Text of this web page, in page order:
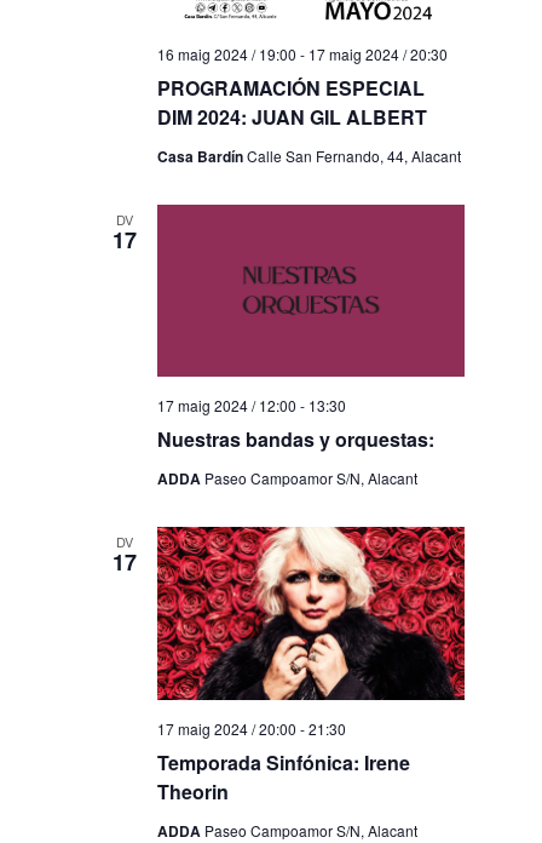
PROGRAMACIÓN ESPECIAL
DIM 2024: JUAN GIL ALBERT
16 maig 2024 / 19:00 - 17 maig 2024 / 20:30
Casa BardínCalle San Fernando, 44, Alacant
DV
17
Nuestras bandas y orquestas:
17 maig 2024 / 12:00 - 13:30
ADDA Paseo Campoamor S/N, Alacant
DV
17
Temporada Sinfónica: Irene
Theorin
17 maig 2024 / 20:00 -21:30
ADDA Paseo Campoamor S/N, Alacant